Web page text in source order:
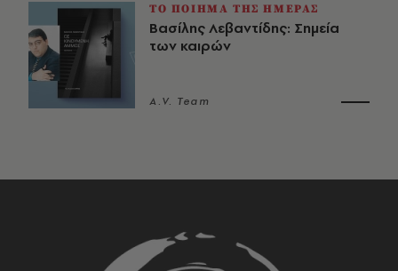
ΤΟ ΠΟΙΗΜΑ ΤΗΣ ΗΜΕΡΑΣ
Βασίλης Λεβαντίδης: Σημεία
των καιρών
A.V. Team